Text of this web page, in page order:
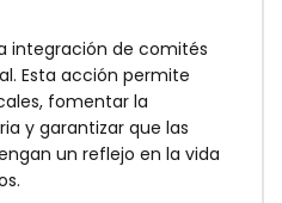
integración de comités
Esta acción permite
fomentar la
y garantizar que las
un reflejo en la vida